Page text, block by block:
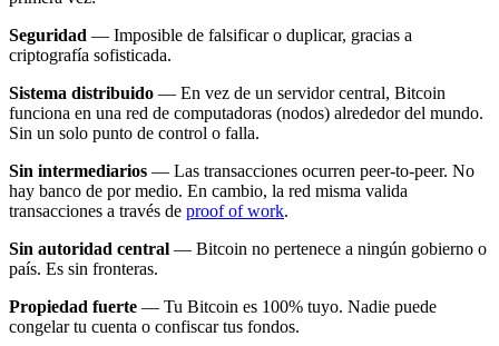
Seguridad — Imposible de falsificar o duplicar, gracias a
criptografía sofisticada.
Sistema distribuido — En vez de un servidor central, Bitcoin
funciona en una red de computadoras (nodos) alrededor del mundo.
Sin un solo punto de control o falla.
Sin intermediarios — Las transacciones ocurren peer-to-peer. No
hay banco de por medio. En cambio, la red misma valida
transacciones a través de proof of work.
Sin autoridad central — Bitcoin no pertenece a ningún gobierno o
país. Es sin fronteras.
Propiedad fuerte — Tu Bitcoin es 100% tuyo. Nadie puede
congelar tu cuenta o confiscar tus fondos.